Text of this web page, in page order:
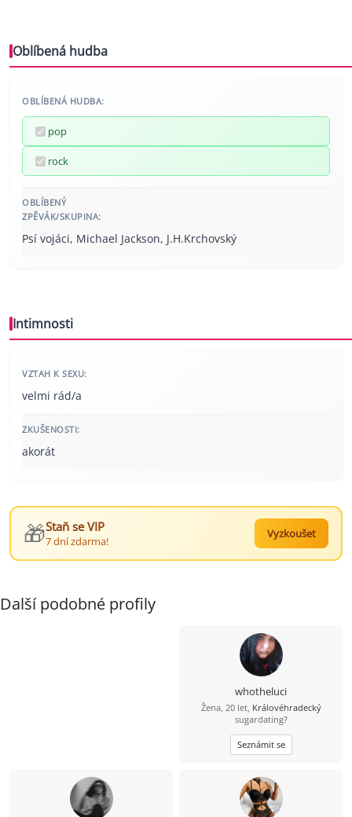
Oblíbená hudba
OBLÍBENÁ HUDBA:
pop
rock
OBLÍBENÝ
ZPĚVÁK/SKUPINA:
Psí vojáci, Michael Jackson, J.H.Krchovský
Intimnosti
VZTAH K SEXU:
velmi rád/a
ZKUŠENOSTI:
akorát
🎁Staň se VIP
7 dní zdarma!
Vyzkoušet
Další podobné profily
whotheluci
Žena, 20 let, Královéhradecký
sugardating?
Seznámit se